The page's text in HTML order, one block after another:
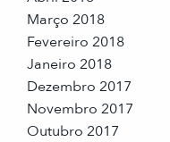
Março 2018
Fevereiro 2018
Janeiro 2018
Dezembro 2017
Novembro 2017
Outubro 2017